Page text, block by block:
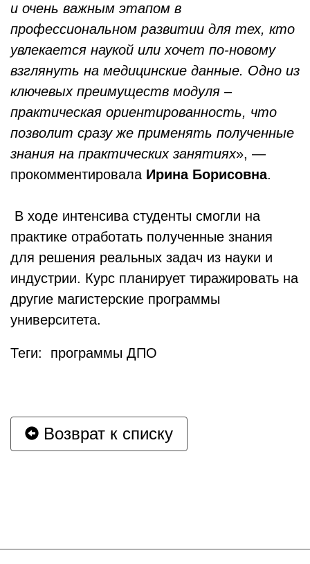
и очень важным этапом в
профессиональном развитии для тех, кто
увлекается наукой или хочет по-новому
взглянуть на медицинские данные. Одно из
ключевых преимуществ модуля –
практическая ориентированность, что
позволит сразу же применять полученные
знания на практических занятиях», —
прокомментировала Ирина Борисовна.
В ходе интенсива студенты смогли на
практике отработать полученные знания
для решения реальных задач из науки и
индустрии. Курс планирует тиражировать на
другие магистерские программы
университета.
Теги: программы ДПО
Возврат к списку